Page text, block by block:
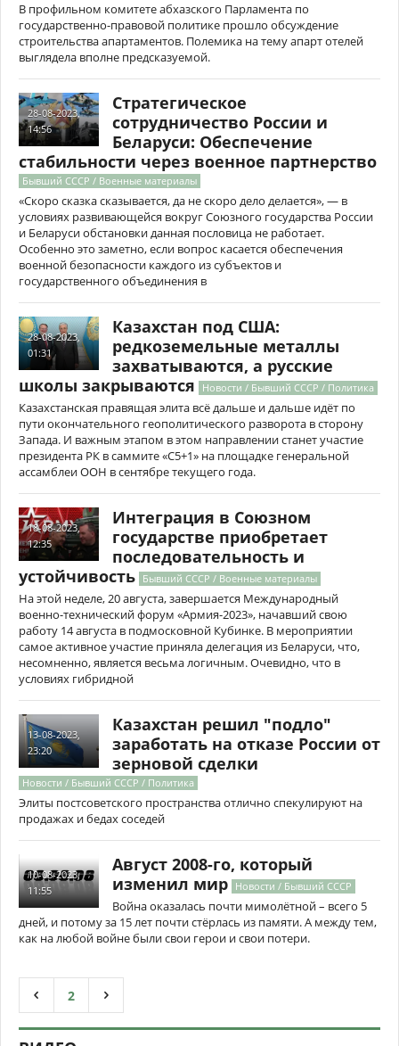
В профильном комитете абхазского Парламента по
государственно-правовой политике прошло обсуждение
строительства апартаментов. Полемика на тему апарт отелей
выглядела вполне предсказуемой.
28-08-2023,
14:56
Стратегическое
сотрудничество России и
Беларуси: Обеспечение
стабильности через военное партнерство
Бывший СССР / Военные материалы
«Скоро сказка сказывается, да не скоро дело делается», — в
условиях развивающейся вокруг Союзного государства России
и Беларуси обстановки данная пословица не работает.
Особенно это заметно, если вопрос касается обеспечения
военной безопасности каждого из субъектов и
государственного объединения в
28-08-2023,
01:31
Казахстан под США:
редкоземельные металлы
захватываются, а русские
школы закрываются
Новости / Бывший СССР / Политика
Казахстанская правящая элита всё дальше и дальше идёт по
пути окончательного геополитического разворота в сторону
Запада. И важным этапом в этом направлении станет участие
президента РК в саммите «С5+1» на площадке генеральной
ассамблеи ООН в сентябре текущего года.
18-08-2023,
12:35
Интеграция в Союзном
государстве приобретает
последовательность и
устойчивость Бывший СССР / Военные материалы
На этой неделе, 20 августа, завершается Международный
военно-технический форум «Армия-2023», начавший свою
работу 14 августа в подмосковной Кубинке. В мероприятии
самое активное участие приняла делегация из Беларуси, что,
несомненно, является весьма логичным. Очевидно, что в
условиях гибридной
13-08-2023,
23:20
Казахстан решил "подло"
заработать на отказе России от
зерновой сделки
Новости / Бывший СССР / Политика
Элиты постсоветского пространства отлично спекулируют на
продажах и бедах соседей
10-08-2023,
11:55
Август 2008-го, который
изменил мир Новости / Бывший СССР
Война оказалась почти мимолётной – всего 5
дней, и потому за 15 лет почти стёрлась из памяти. А между тем,
как на любой войне были свои герои и свои потери.
2